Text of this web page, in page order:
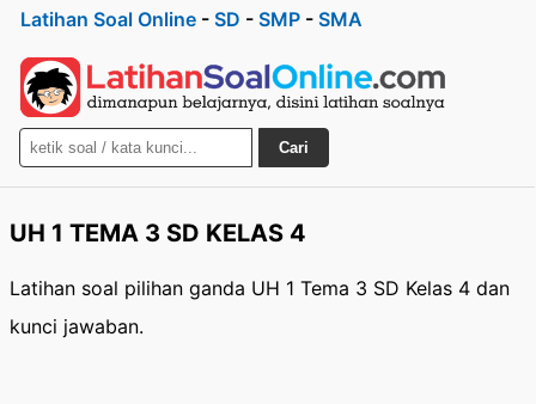
Latihan Soal Online - SD - SMP - SMA
Cari
UH 1 TEMA 3 SD KELAS 4
Latihan soal pilihan ganda UH 1 Tema 3 SD Kelas 4 dan
kunci jawaban.